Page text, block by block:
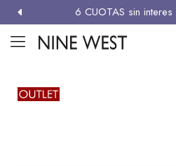
6 CUOTAS sin
